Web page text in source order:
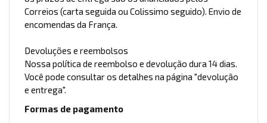
Correios (carta seguida ou Colissimo seguido). Envio de
encomendas da França.
Devoluções e reembolsos
Nossa política de reembolso e devolução dura 14 dias.
Você pode consultar os detalhes na página "devolução
e entrega".
Formas de pagamento